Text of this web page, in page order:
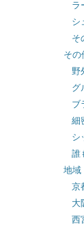
ラ
シ
そ
その
野
グ
ブ
細
シ
誰
地域
京
大
西